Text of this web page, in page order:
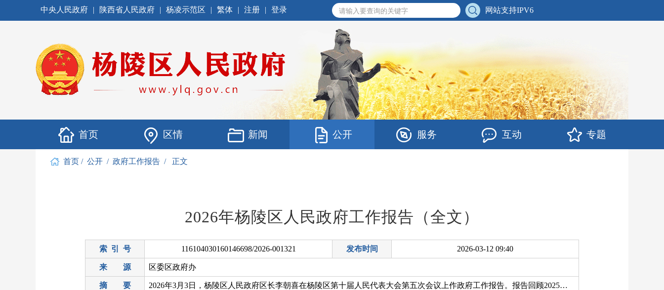
中央人民政府 | 陕西省人民政府 | 杨凌示范区 | 繁体 | 注册 | 登录 网站支持IPV6
首页 区情 新闻 公开 服务 互动 专题
首页 / 公开 / 政府工作报告 / 正文
2026年杨陵区人民政府工作报告（全文）
索 引 号 116104030160146698/2026-001321 发布时间 2026-03-12 09:40
来 源 区委区政府办
摘 要 2026年3月3日，杨陵区人民政府区长李朝喜在杨陵区第十届人民代表大会第五次会议上作政府工作报告。报告回顾2025年工作，涉及经济、农业、城乡建设、民生、安全等方面成果，总结过去五年发展成就。明确“十五五”时期主要任务，包括产业强区、...